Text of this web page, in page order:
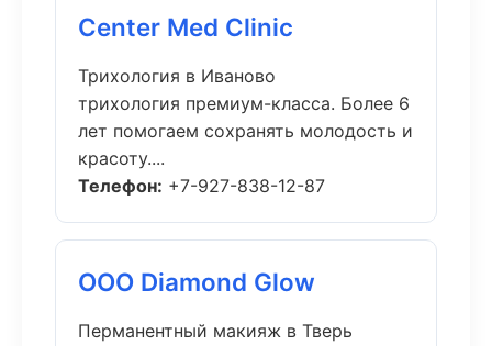
Center Med Clinic
Трихология в Иваново
трихология премиум-класса. Более 6
лет помогаем сохранять молодость и
красоту....
Телефон: +7-927-838-12-87
ООО Diamond Glow
Перманентный макияж в Тверь